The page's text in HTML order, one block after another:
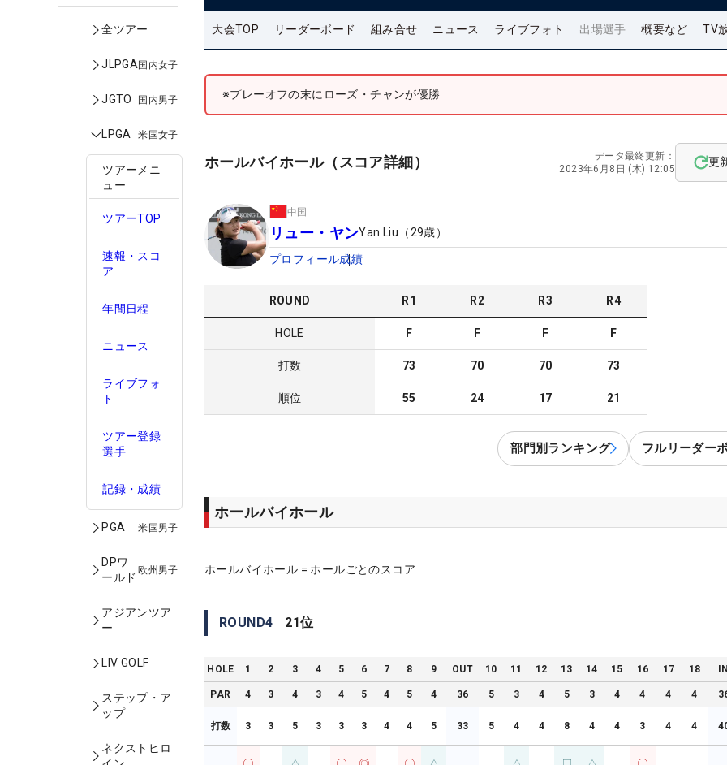
全ツアー
JLPGA国内女子
JGTO 国内男子
LPGA 米国女子
ツアーメニ
ュー
ツアーTOP
速報・スコ
ア
年間日程
ニュース
ライブフォ
ト
ツアー登録
選手
記録・成績
PGA 米国男子
DPワ
ールド
欧州男子
アジアンツア
ー
LIV GOLF
ステップ・ア
ップ
ネクストヒロ
大会TOP リーダーボード 組み合せ ニュース ライブフォト 出場選手 概要など TV
※プレーオフの末にローズ・チャンが優勝
ホールバイホール（スコア詳細）
データ最終更新：
2023年6月8日 (木) 12:05
更
中国
リュー・ヤンYan Liu （29歳）
プロフィール成績
ROUND R1 R2 R3 R4
HOLE F F F F
打数 73 70 70 73
順位 55 24 17 21
部門別ランキング フルリーダー
ホールバイホール
ホールバイホール = ホールごとのスコア
ROUND4 21位
HOLE 1 2 3 4 5 6 7 8 9 OUT 10 11 12 13 14 15 16 17 18
PAR 4 3 4 3 4 5 4 5 4 36 5 3 4 5 3 4 4 4 4
打数 3 3 5 3 3 3 4 4 5 33 5 4 4 8 4 4 3 4 4